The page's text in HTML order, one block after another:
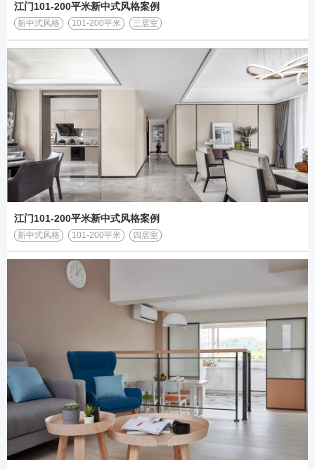
江门101-200平米新中式风格案例
新中式风格 101-200平米 三居室
江门101-200平米新中式风格案例
新中式风格 101-200平米 四居室